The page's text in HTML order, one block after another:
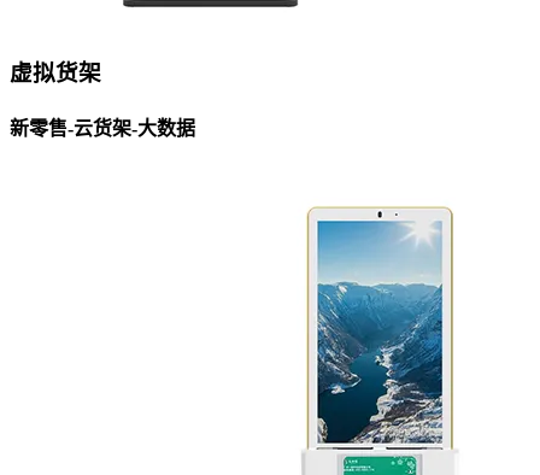
虚拟货架
新零售-云货架-大数据